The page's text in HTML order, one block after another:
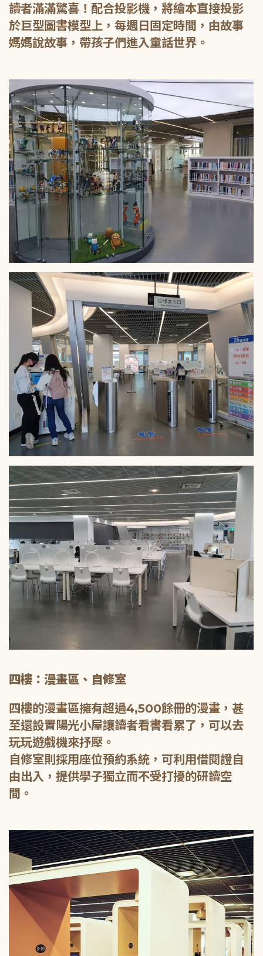
讀者滿滿驚喜！配合投影機，將繪本直接投影
於巨型圖書模型上，每週日固定時間，由故事
媽媽說故事，帶孩子們進入童話世界。
四樓：漫畫區、自修室
四樓的漫畫區擁有超過4,500餘冊的漫畫，甚
至還設置陽光小屋讓讀者看書看累了，可以去
玩玩遊戲機來抒壓。
自修室則採用座位預約系統，可利用借閱證自
由出入，提供學子獨立而不受打擾的研讀空
間。